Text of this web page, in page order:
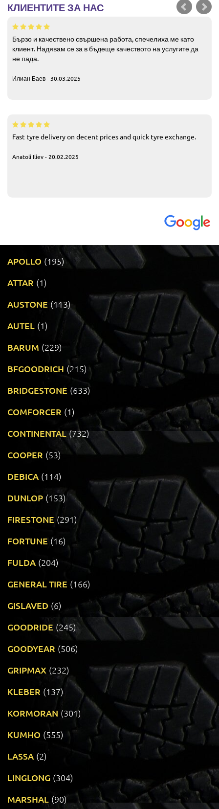
КЛИЕНТИТЕ ЗА НАС
Бързо и качествено свършена работа, спечелиха ме като
клиент. Надявам се за в бъдеще качеството на услугите да
не пада.
Илиан Баев - 30.03.2025
Fast tyre delivery on decent prices and quick tyre exchange.
Anatoli Iliev - 20.02.2025
APOLLO (195)
ATTAR (1)
AUSTONE (113)
AUTEL (1)
BARUM (229)
BFGOODRICH (215)
BRIDGESTONE (633)
COMFORCER (1)
CONTINENTAL (732)
COOPER (53)
DEBICA (114)
DUNLOP (153)
FIRESTONE (291)
FORTUNE (16)
FULDA (204)
GENERAL TIRE (166)
GISLAVED (6)
GOODRIDE (245)
GOODYEAR (506)
GRIPMAX (232)
KLEBER (137)
KORMORAN (301)
KUMHO (555)
LASSA (2)
LINGLONG (304)
MARSHAL (90)